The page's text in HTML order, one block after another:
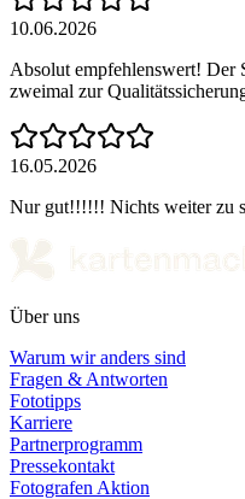
10.06.2026
Absolut empfehlenswert! Der
zweimal zur
16.05.2026
Nur gut!!!!!! Nichts weiter zu
Über uns
Warum wir anders sind
Fragen & Antworten
Fototipps
Karriere
Partnerprogramm
Pressekontakt
Fotografen Aktion